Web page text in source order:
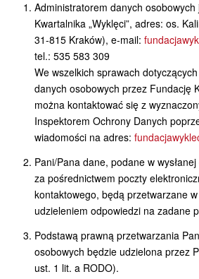
Administratorem danych
Kwartalnika „Wyklęci”, adres: os.
31-815 Kraków), e-mail:
tel.: 535 583 309
We wszelkich sprawach
danych osobowych przez Fundację
można kontaktować się z
Inspektorem Ochrony Danych
wiadomości na adres:
Pani/Pana dane, podane w
za pośrednictwem poczty
kontaktowego, będą przetwarzane
udzieleniem odpowiedzi na zadane
Podstawą prawną przetwarzania
osobowych będzie udzielona przez
ust. 1 lit. a RODO).